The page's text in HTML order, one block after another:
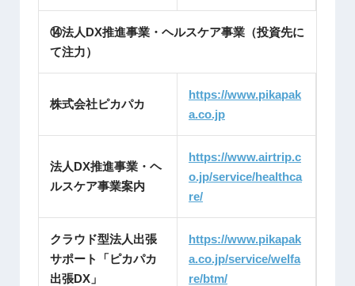
⑭法人DX推進事業・ヘルスケア事業（投資先に
て注力）
株式会社ピカパカ
https://www.pikapak
a.co.jp
法人DX推進事業・ヘ
ルスケア事業案内
https://www.airtrip.c
o.jp/service/healthca
re/
クラウド型法人出張
サポート「ピカパカ
出張DX」
https://www.pikapak
a.co.jp/service/welfa
re/btm/